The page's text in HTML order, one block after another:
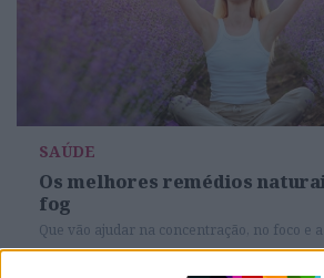
SAÚDE
Os melhores remédios
fog
Que vão ajudar na concentração, no foco e